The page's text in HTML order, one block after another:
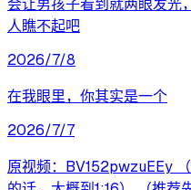
会让男孩子看到就两眼发光
人瞧不起吧
2026/7/8
在我眼里，你其实是一个
2026/7/7
原视频：BV152pwzuEEy